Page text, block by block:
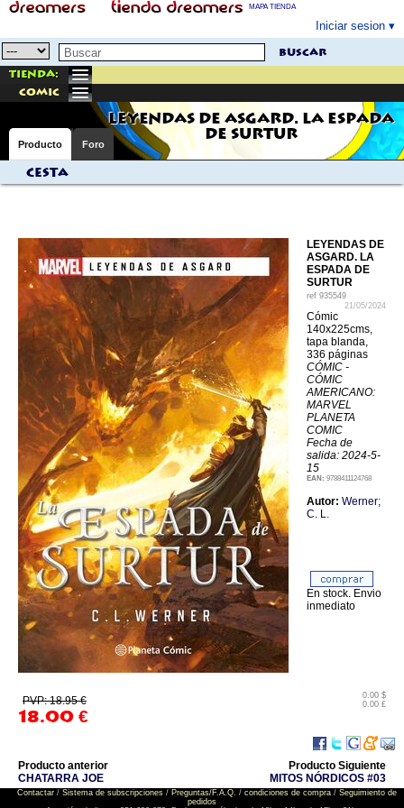
MAPA TIENDA
Iniciar sesion
buscar
Tienda:
comic
LEYENDAS DE ASGARD. LA ESPADA
DE SURTUR
Producto Foro
Cesta
LEYENDAS DE
ASGARD. LA
ESPADA DE
SURTUR
ref 935549
21/05/2024
Cómic
140x225cms,
tapa blanda,
336 páginas
CÓMIC -
CÓMIC
AMERICANO:
MARVEL
PLANETA
COMIC
Fecha de
salida: 2024-5-
15
EAN: 9788411124768
Autor: Werner;
C. L.
PVP: 18.95 €
18.00 €
0.00 $
0.00 £
En stock. Envio
inmediato
Producto anterior
CHATARRA JOE
Producto Siguiente
MITOS NÓRDICOS #03
Contactar/ Sistema de subscripciones/ Preguntas/F.A.Q. / condiciones de compra/ Seguimiento de
pedidos